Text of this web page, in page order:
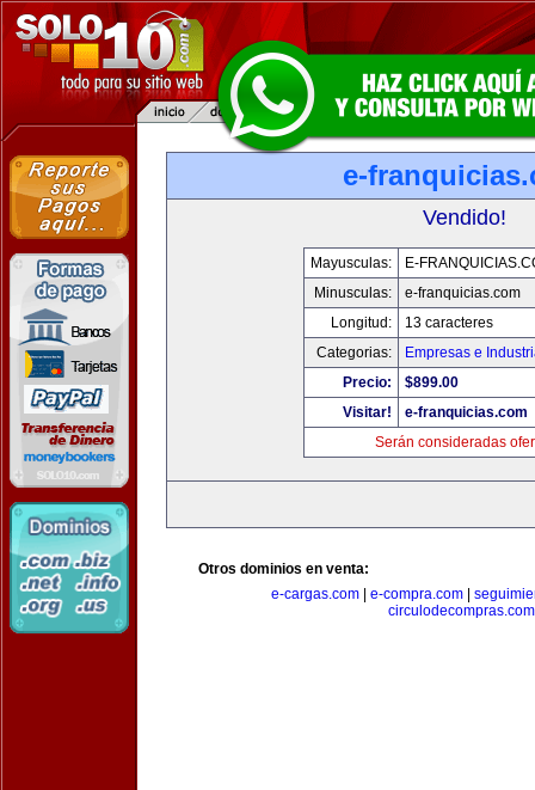
e-
Vendido!
Mayusculas:
E-
Minusculas:
e-franquicias.com
Longitud:
13 caracteres
Categorias:
Empresas e
Precio:
$899.00
Visitar!
e-franquicias.com
Serán consideradas
Otros dominios en venta:
e-cargas.com| e-compra.com|
circulodecompras.com